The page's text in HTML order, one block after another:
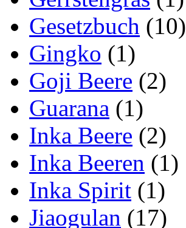
Gesetzbuch (10)
Gingko (1)
Goji Beere (2)
Guarana (1)
Inka Beere (2)
Inka Beeren (1)
Inka Spirit (1)
Jiaogulan (17)